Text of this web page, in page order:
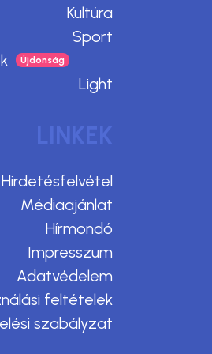
Kultúra
Sport
Light
LINKEK
Hirdetésfelvétel
Médiaajánlat
Hírmondó
Impresszum
Adatvédelem
feltételek
szabályzat